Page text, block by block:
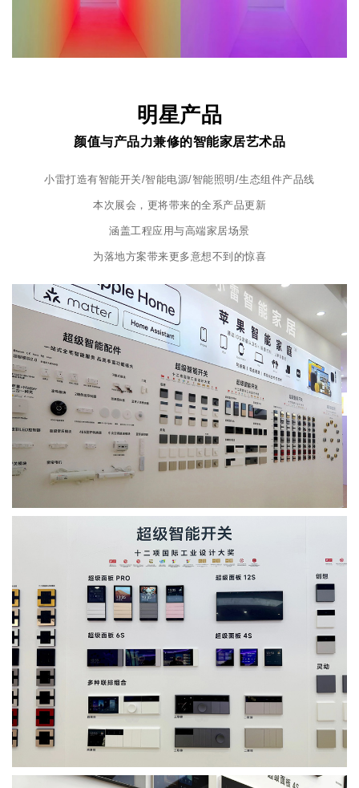
明星产品
颜值与产品力兼修的智能家居艺术品
小雷打造有智能开关/智能电源/智能照明/生态组件产品线
本次展会，更将带来的全系产品更新
涵盖工程应用与高端家居场景
为落地方案带来更多意想不到的惊喜